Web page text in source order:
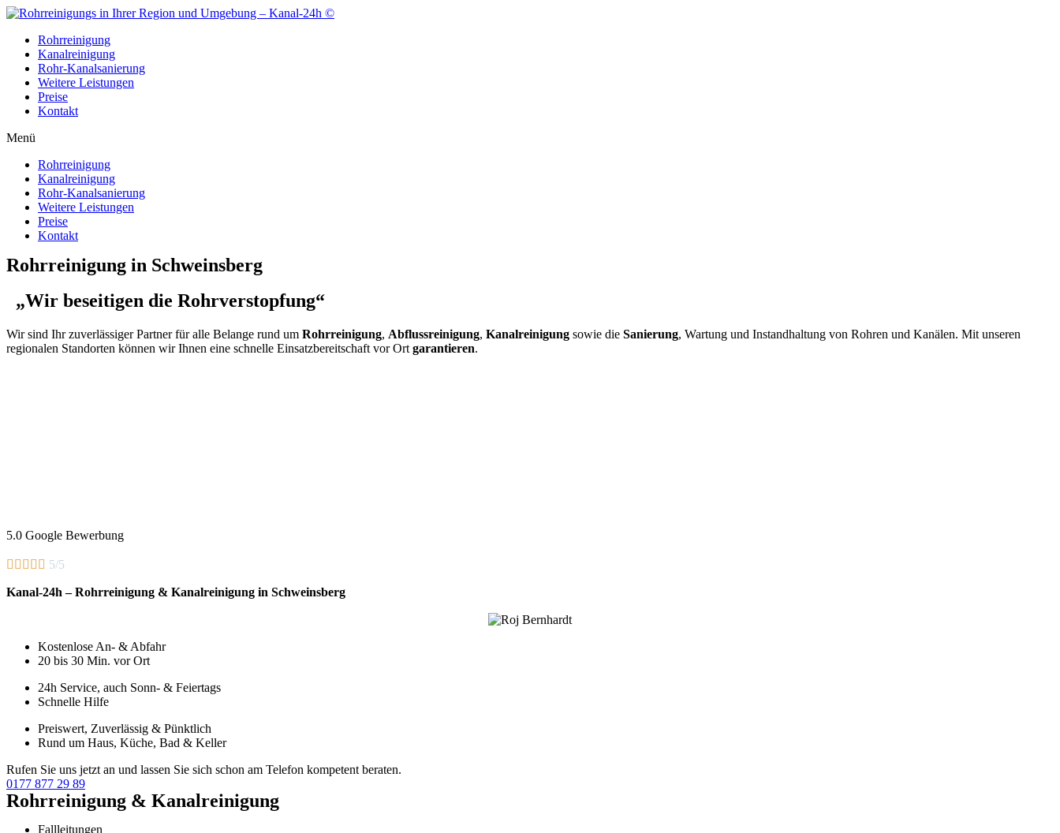
Zum
wechselnRohrreinigung
Kanalreinigung
Rohr-Kanalsanierung
Weitere Leistungen
Preise
Kontakt
Menü
Rohrreinigung
Kanalreinigung
Rohr-Kanalsanierung
Weitere Leistungen
Preise
Kontakt
Rohrreinigung in Schweinsberg
„Wir beseitigen die Rohrverstopfung“
Wir sind Ihr zuverlässiger Partner für alle Belange rund um Rohrreinigung, Abflussreinigung, Kanalreinigung sowie die Sanierung, Wartung und Instandhaltung von Rohren und Kanälen. Mit unseren
regionalen Standorten können wir Ihnen eine schnelle Einsatzbereitschaft vor Ort garantieren.
5.0 Google Bewerbung
     5/5
Kanal-24h – Rohrreinigung & Kanalreinigung in Schweinsberg
Kostenlose An- & Abfahr
20 bis 30 Min. vor Ort
24h Service, auch Sonn- & Feiertags
Schnelle Hilfe
Preiswert, Zuverlässig & Pünktlich
Rund um Haus, Küche, Bad & Keller
Rufen Sie uns jetzt an und lassen Sie sich schon am Telefon kompetent beraten.
0177 877 29 89
Rohrreinigung & Kanalreinigung
Fallleitungen